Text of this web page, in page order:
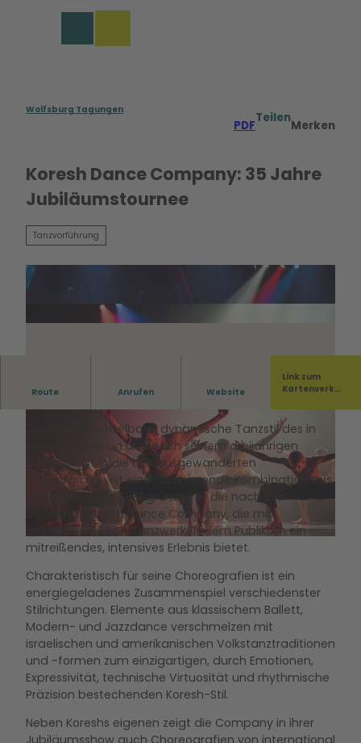
Wolfsburg Tagungen
PDF
Teilen
Merken
Koresh Dance Company: 35 Jahre
Jubiläumstournee
Tanzvorführung
© Stephanie Ramones
Route Anrufen Website
Link zum
Kartenverka
Der unverwechselbare, dynamische Tanzstil des in
Israel geborenen und nach seinem dreijährigen
Militärdienst in die USA ausgewanderten
Choreografen ist eine faszinierende Kombination aus
beiden Kulturen. 1991 gründet er die nach ihm
benannte Koresh Dance Company, die mit
unterschiedlichen Tanzwerken dem Publikum ein
mitreißendes, intensives Erlebnis bietet.
Charakteristisch für seine Choreografien ist ein
energiegeladenes Zusammenspiel verschiedenster
Stilrichtungen. Elemente aus klassischem Ballett,
Modern- und Jazzdance verschmelzen mit
israelischen und amerikanischen Volkstanztraditionen
und -formen zum einzigartigen, durch Emotionen,
Expressivität, technische Virtuosität und rhythmische
Präzision bestechenden Koresh-Stil.
Neben Koreshs eigenen zeigt die Company in ihrer